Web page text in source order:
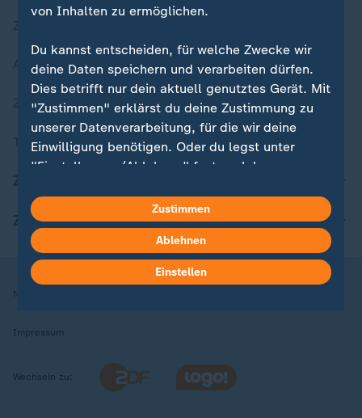
Aktuelle Sendungs-Videos
ZDFheute Stories
Themen im Überblick
ZDFheute Apps
Nutzungsbedingungen
Impressum
Wechseln zu:
von Inhalten zu ermöglichen.
Du kannst entscheiden, für welche Zwecke wir
deine Daten speichern und verarbeiten dürfen.
Dies betrifft nur dein aktuell genutztes Gerät. Mit
"Zustimmen" erklärst du deine Zustimmung zu
unserer Datenverarbeitung, für die wir deine
Einwilligung benötigen. Oder du legst unter
"Einstellungen/Ablehnen" fest, welchen
welchen nicht. Deine Datenschutzeinstellungen
kannst du jederzeit mit Wirkung für die Zukunft
in deinen Einstellungen widerrufen oder ändern.
Hier findest du das Impressum.
Zustimmen
Ablehnen
Einstellen